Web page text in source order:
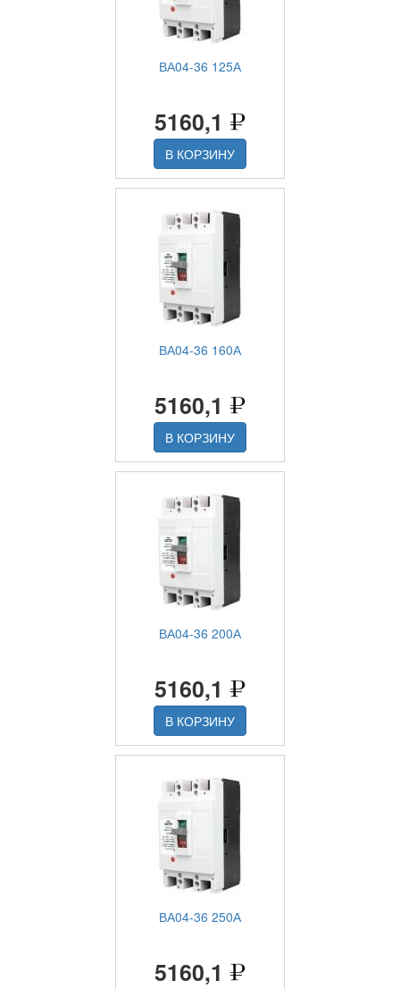
ВА04-36 125А
5160,1
В КОРЗИНУ
ВА04-36 160А
5160,1
В КОРЗИНУ
ВА04-36 200А
5160,1
В КОРЗИНУ
ВА04-36 250А
5160,1